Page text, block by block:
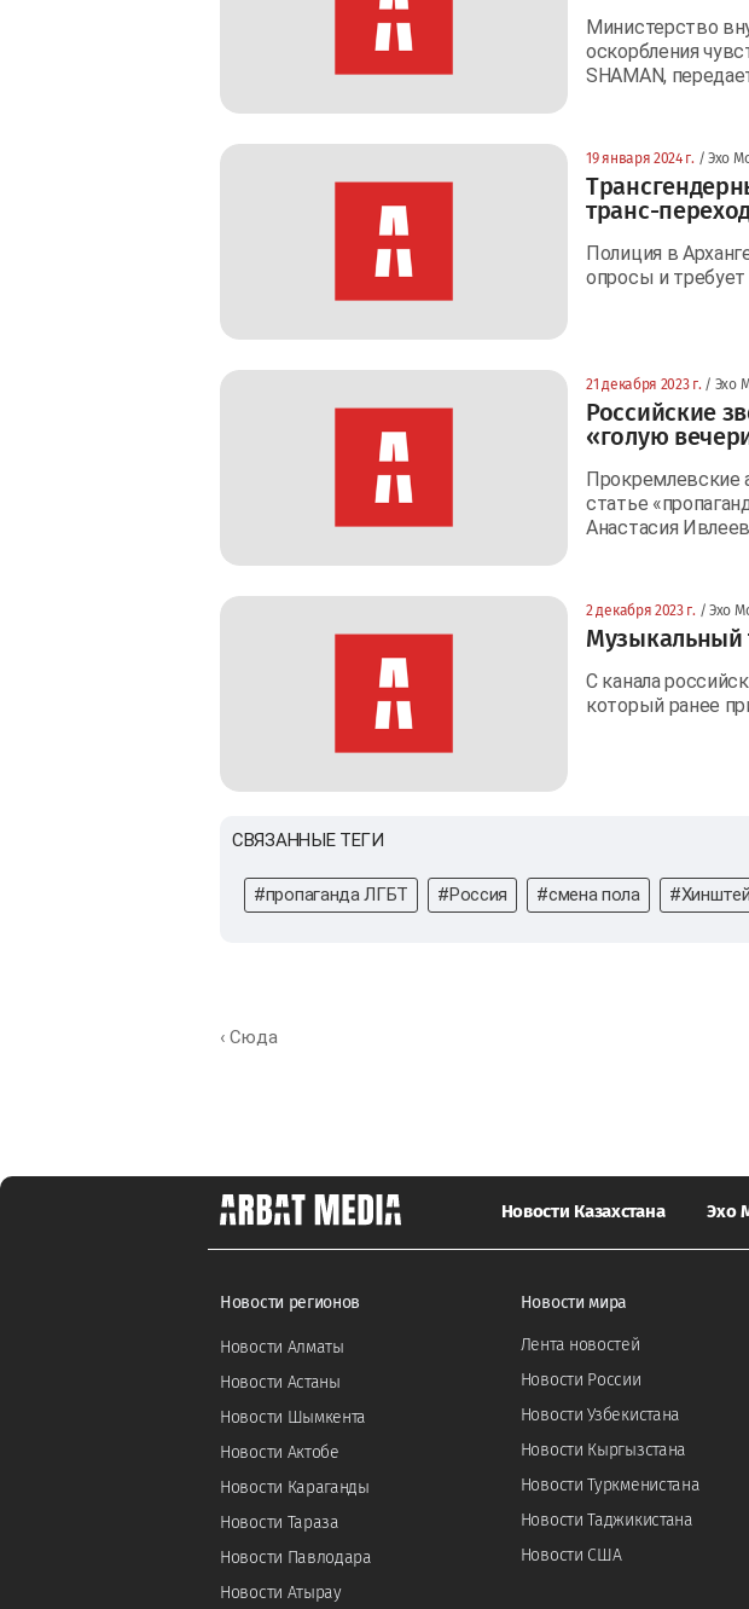
Министерство
оскорбления
SHAMAN,
19 января 2024 г. / Эхо
транс-
Полиция в
опросы и требует
21 декабря 2023 г. / Эхо
Российские
«голую
Прокремлевские
статье
Анастасия
2 декабря 2023 г. / Эхо
Музыкальный
С канала
который ранее
СВЯЗАННЫЕ ТЕГИ
#пропаганда ЛГБТ #Россия #смена пола
‹ Сюда
Новости Казахстана Эхо
Новости регионов
Новости Алматы
Новости Астаны
Новости Шымкента
Новости Актобе
Новости Караганды
Новости Тараза
Новости Павлодара
Новости Атырау
Новости мира
Лента новостей
Новости России
Новости Узбекистана
Новости Кыргызстана
Новости Туркменистана
Новости Таджикистана
Новости США